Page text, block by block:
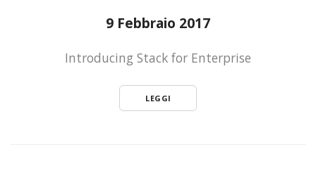
9 Febbraio 2017
Introducing Stack for Enterprise
LEGGI